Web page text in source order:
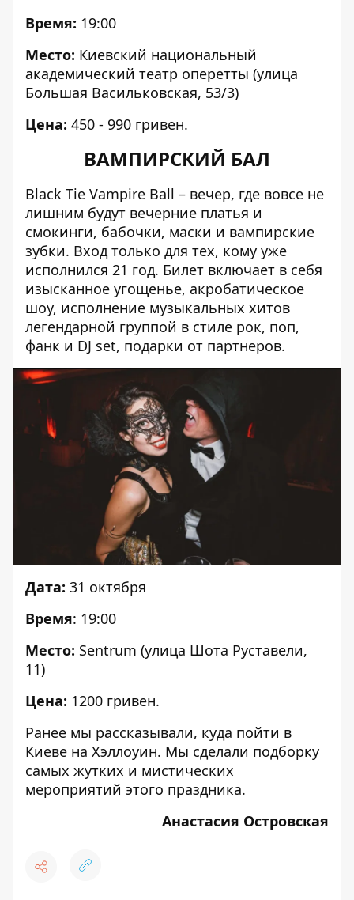
Время: 19:00
Место: Киевский национальный
академический театр оперетты (улица
Большая Васильковская, 53/3)
Цена: 450 - 990 гривен.
ВАМПИРСКИЙ БАЛ
Black Tie Vampire Ball – вечер, где вовсе не
лишним будут вечерние платья и
смокинги, бабочки, маски и вампирские
зубки. Вход только для тех, кому уже
исполнился 21 год. Билет включает в себя
изысканное угощенье, акробатическое
шоу, исполнение музыкальных хитов
легендарной группой в стиле рок, поп,
фанк и DJ set, подарки от партнеров.
Дата: 31 октября
Время: 19:00
Место: Sentrum (улица Шота Руставели,
11)
Цена: 1200 гривен.
Ранее мы рассказывали, куда пойти в
Киеве на Хэллоуин. Мы сделали подборку
самых жутких и мистических
мероприятий этого праздника.
Анастасия Островская